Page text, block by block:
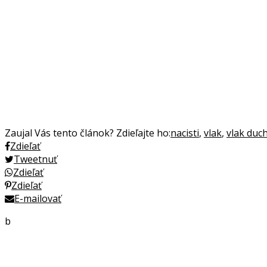
Zaujal Vás tento článok? Zdieľajte ho:nacisti, vlak, vlak
Zdieľať
Tweetnuť
Zdieľať
Zdieľať
E-mailovať
b